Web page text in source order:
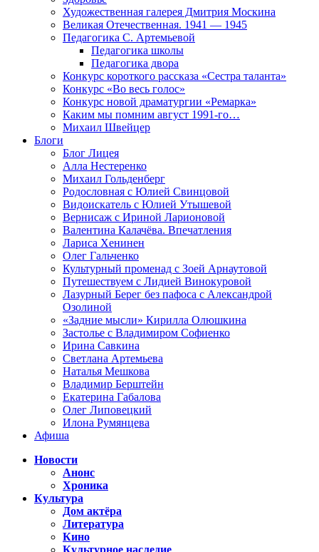
Художественная галерея Дмитрия Москина
Великая Отечественная. 1941 — 1945
Педагогика С. Артемьевой
Педагогика школы
Педагогика двора
Конкурс короткого рассказа «Сестра таланта»
Конкурс «Во весь голос»
Конкурс новой драматургии «Ремарка»
Каким мы помним август 1991-го…
Михаил Швейцер
Блоги
Блог Лицея
Алла Нестеренко
Михаил Гольденберг
Родословная с Юлией Свинцовой
Видоискатель с Юлией Утышевой
Вернисаж с Ириной Ларионовой
Валентина Калачёва. Впечатления
Лариса Хенинен
Олег Гальченко
Культурный променад с Зоей Арнаутовой
Путешествуем с Лидией Винокуровой
Лазурный Берег без пафоса с Александрой
Озолиной
«Задние мысли» Кирилла Олюшкина
Застолье с Владимиром Софиенко
Ирина Савкина
Светлана Артемьева
Наталья Мешкова
Владимир Берштейн
Екатерина Габалова
Олег Липовецкий
Илона Румянцева
Афиша
Новости
Анонс
Хроника
Культура
Дом актёра
Литература
Кино